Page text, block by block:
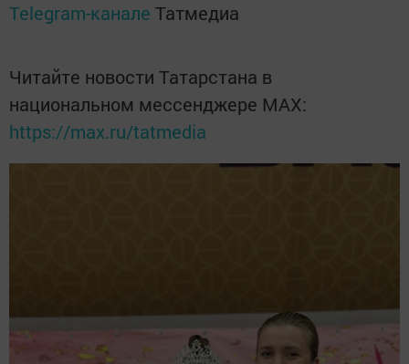
Telegram-канале Татмедиа
Читайте новости Татарстана в
национальном мессенджере MАХ:
https://max.ru/tatmedia